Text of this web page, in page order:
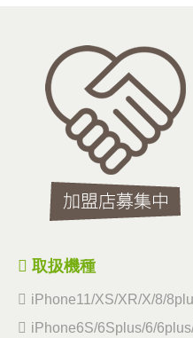
取扱機種
iPhone11/XS/XR/X/8/
iPhone6S/6Splus/6/